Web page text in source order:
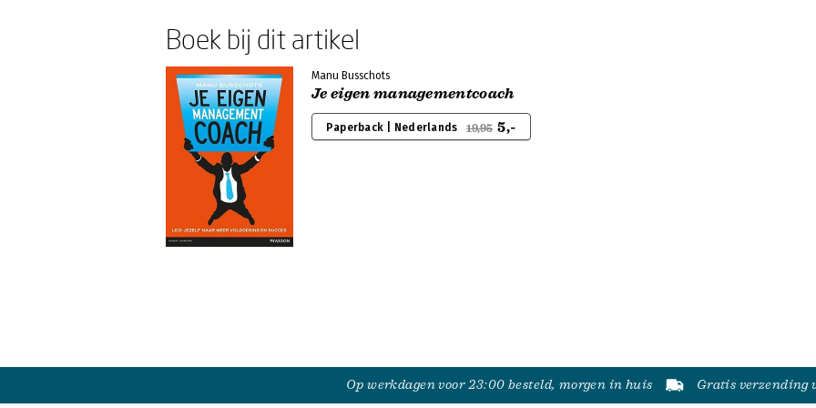
Boek bij dit artikel
Manu Busschots
Je eigen managementcoach
Paperback | Nederlands 19,95 5,-
Op werkdagen voor 23:00 besteld, morgen in huis Gratis verzending